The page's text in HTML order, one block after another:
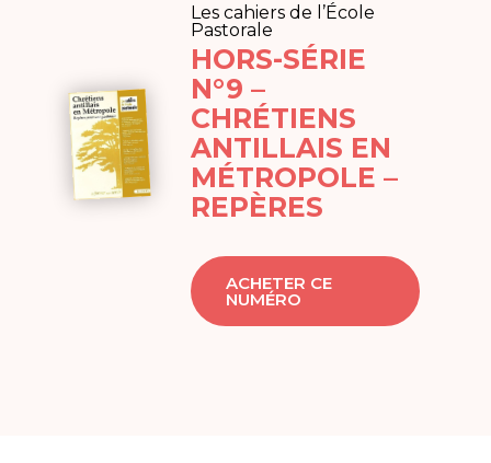
Les cahiers de l’École
Pastorale
HORS-SÉRIE
N°9 –
CHRÉTIENS
ANTILLAIS EN
MÉTROPOLE –
REPÈRES
ACHETER CE
NUMÉRO